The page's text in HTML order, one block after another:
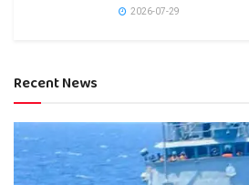
2026-07-29
Recent News